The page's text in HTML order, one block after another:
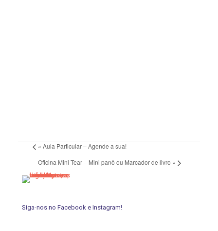
« Aula Particular – Agende a sua!
Oficina Mini Tear – Mini panô ou Marcador de livro »
Siga-nos no Facebook e Instagram!